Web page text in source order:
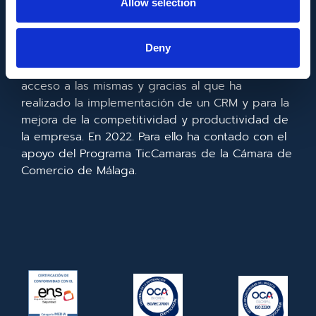
Allow selection
Deny
Metadata SL ha sido beneficiaria del Fondo
mejorar el uso y la calidad de las tecnologías de
la información y de las comunicaciones y el
acceso a las mismas y gracias al que ha
realizado la implementación de un CRM y para la
mejora de la competitividad y productividad de
la empresa. En 2022. Para ello ha contado con el
apoyo del Programa TicCamaras de la Cámara de
Comercio de Málaga.